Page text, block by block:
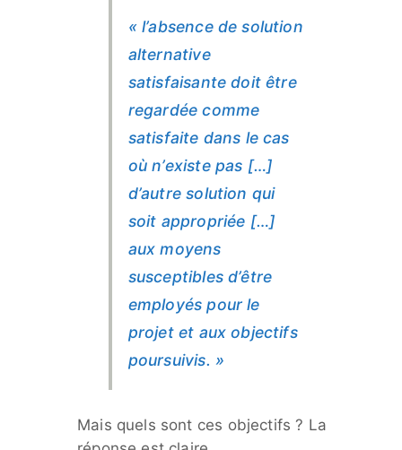
« l’absence de solution
alternative
satisfaisante doit être
regardée comme
satisfaite dans le cas
où n’existe pas […]
d’autre solution qui
soit appropriée […]
aux moyens
susceptibles d’être
employés pour le
projet et aux objectifs
poursuivis. »
Mais quels sont ces objectifs ? La